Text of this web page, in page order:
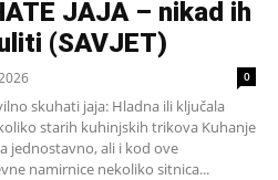
JAJA – nikad ih
(SAVJET)
0
skuhati jaja: Hladna ili ključala
starih kuhinjskih trikova Kuhanje
jednostavno, ali i kod ove
namirnice nekoliko sitnica...